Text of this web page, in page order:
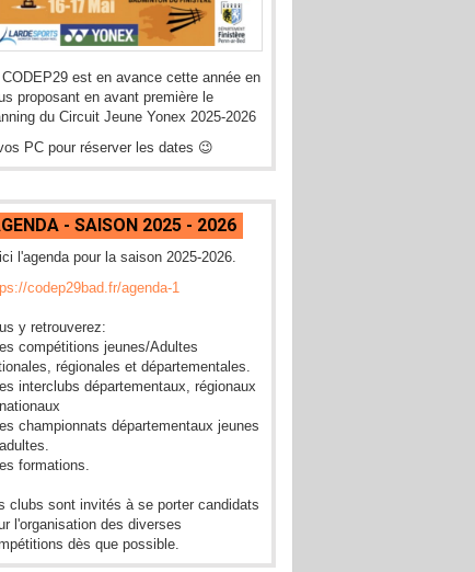
CODEP29 est en avance cette année en
proposant en avant première le
du Circuit Jeune Yonex 2025-2026
PC pour réserver les dates 😉
- SAISON 2025 - 2026
l'agenda pour la saison 2025-2026.
codep29bad.fr/agenda-1
y retrouverez:
compétitions jeunes/Adultes
régionales et départementales.
interclubs départementaux, régionaux
championnats départementaux jeunes
formations.
clubs sont invités à se porter candidats
l'organisation des diverses
dès que possible.